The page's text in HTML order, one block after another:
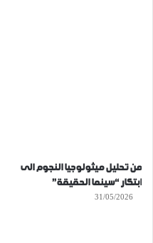
من تحليل ميثولوجيا النجوم الى
ابتكار “سينما الحقيقة”
31/05/2026